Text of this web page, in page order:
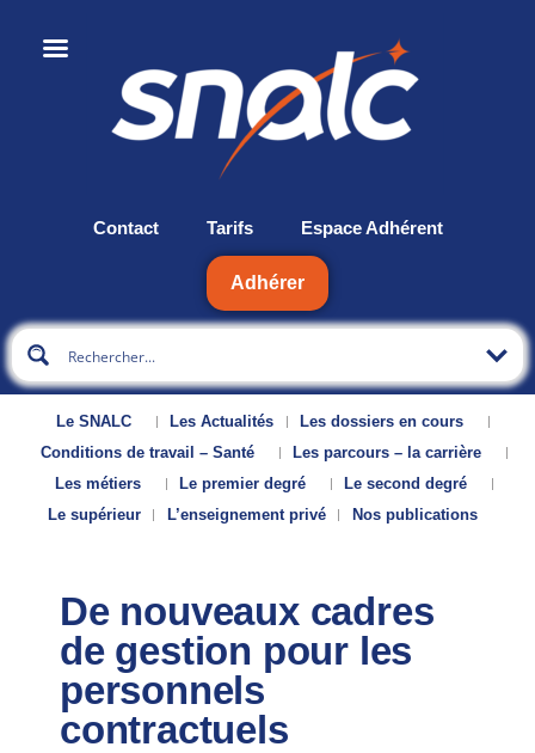
Contact Tarifs Espace Adhérent
Adhérer
Le SNALC Les Actualités
Les dossiers en cours
Conditions de travail – Santé
Les parcours – la carrière
Les métiers
Le premier degré
Le second degré
Le supérieur
L’enseignement privé Nos publications
De nouveaux cadres
de gestion pour les
personnels
contractuels